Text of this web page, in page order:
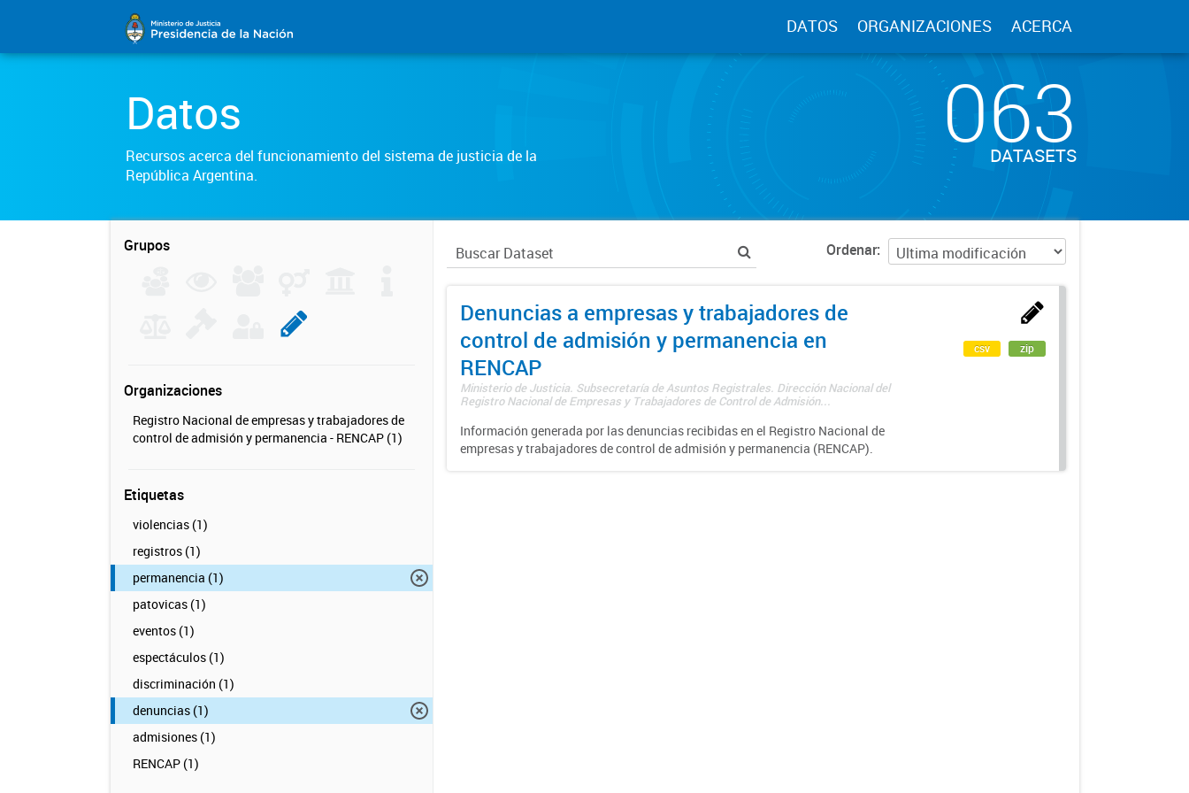
DATOS ORGANIZACIONES ACERCA
Datos
Recursos acerca del funcionamiento del sistema de justicia de la
República Argentina.
063
DATASETS
Grupos
Organizaciones
Registro Nacional de empresas y trabajadores de
control de admisión y permanencia - RENCAP (1)
Etiquetas
violencias (1)
registros (1)
permanencia (1)
patovicas (1)
eventos (1)
espectáculos (1)
discriminación (1)
denuncias (1)
admisiones (1)
RENCAP (1)
Ordenar
Denuncias a empresas y trabajadores de
control de admisión y permanencia en
RENCAP
Ministerio de Justicia. Subsecretaría de Asuntos Registrales. Dirección Nacional del
Registro Nacional de Empresas y Trabajadores de Control de Admisión...
Información generada por las denuncias recibidas en el Registro Nacional de
empresas y trabajadores de control de admisión y permanencia (RENCAP).
csv zip